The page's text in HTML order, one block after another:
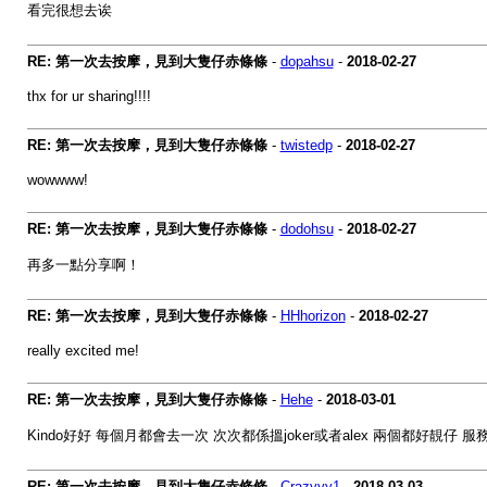
看完很想去诶
RE: 第一次去按摩，見到大隻仔赤條條- dopahsu- 2018-02-27
thx for ur sharing!!!!
RE: 第一次去按摩，見到大隻仔赤條條- twistedp- 2018-02-27
wowwww!
RE: 第一次去按摩，見到大隻仔赤條條- dodohsu- 2018-02-27
再多一點分享啊！
RE: 第一次去按摩，見到大隻仔赤條條- HHhorizon- 2018-02-27
really excited me!
RE: 第一次去按摩，見到大隻仔赤條條- Hehe- 2018-03-01
Kindo好好 每個月都會去一次 次次都係搵joker或者alex 兩個都好靚仔 服